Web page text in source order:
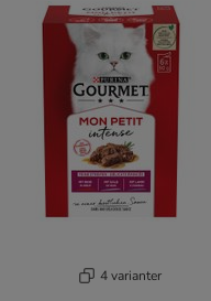
4 varianter